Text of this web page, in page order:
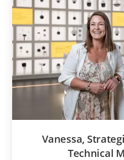
Vanessa,
Technical